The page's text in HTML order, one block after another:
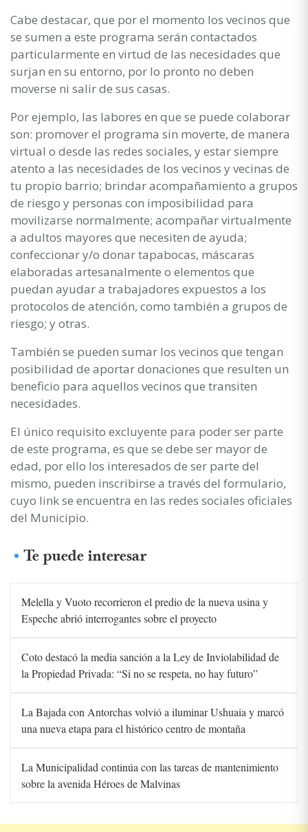
Cabe destacar, que por el momento los vecinos que
se sumen a este programa serán contactados
particularmente en virtud de las necesidades que
surjan en su entorno, por lo pronto no deben
moverse ni salir de sus casas.
Por ejemplo, las labores en que se puede colaborar
son: promover el programa sin moverte, de manera
virtual o desde las redes sociales, y estar siempre
atento a las necesidades de los vecinos y vecinas de
tu propio barrio; brindar acompañamiento a grupos
de riesgo y personas con imposibilidad para
movilizarse normalmente; acompañar virtualmente
a adultos mayores que necesiten de ayuda;
confeccionar y/o donar tapabocas, máscaras
elaboradas artesanalmente o elementos que
puedan ayudar a trabajadores expuestos a los
protocolos de atención, como también a grupos de
riesgo; y otras.
También se pueden sumar los vecinos que tengan
posibilidad de aportar donaciones que resulten un
beneficio para aquellos vecinos que transiten
necesidades.
El único requisito excluyente para poder ser parte
de este programa, es que se debe ser mayor de
edad, por ello los interesados de ser parte del
mismo, pueden inscribirse a través del formulario,
cuyo link se encuentra en las redes sociales oficiales
del Municipio.
Te puede interesar
Melella y Vuoto recorrieron el predio de la nueva usina y
Espeche abrió interrogantes sobre el proyecto
Coto destacó la media sanción a la Ley de Inviolabilidad de
la Propiedad Privada: “Si no se respeta, no hay futuro”
La Bajada con Antorchas volvió a iluminar Ushuaia y marcó
una nueva etapa para el histórico centro de montaña
La Municipalidad continúa con las tareas de mantenimiento
sobre la avenida Héroes de Malvinas